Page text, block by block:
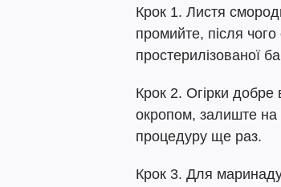
Крок 1. Листя
промийте, після
простерилізованої
Крок 2. Огірки добре
окропом, залиште на
процедуру ще раз.
Крок 3. Для